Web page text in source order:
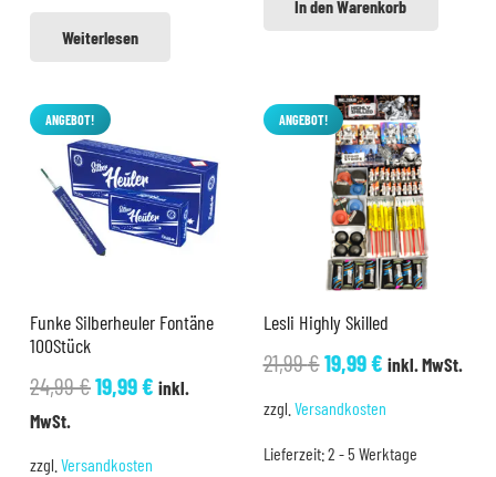
Weiterlesen
In den Warenkorb
ANGEBOT!
Funke Silberheuler Fontäne
100Stück
24,99€Ursprünglicher
19,99€Aktueller
inkl.
MwSt.
zzgl. Versandkosten
ANGEBOT!
Lesli Highly Skilled
21,99€Ursprünglicher
21,99 €
19,99€Aktueller
19,99 €.
inkl. MwSt.
zzgl. Versandkosten
Lieferzeit:2 - 5 Werktage